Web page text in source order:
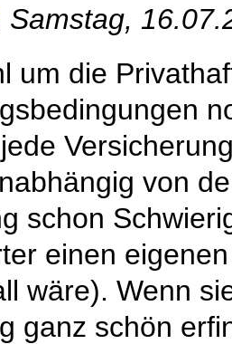
Samstag,
um die
von
schon
einen
wäre). Wenn
ganz schön